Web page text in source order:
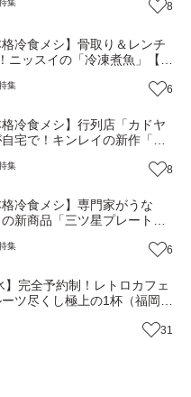
集
8
格冷食メシ】骨取り＆レンチ
ニッスイの「冷凍煮魚」【ト
集
6
格冷食メシ】行列店「カドヤ
宅で！キンレイの新作「ワ
集
8
格冷食メシ】専門家がうな
新商品「三ツ星プレート」
集
6
】完全予約制！レトロカフェ
ツ尽くし極上の1杯（福岡・
31